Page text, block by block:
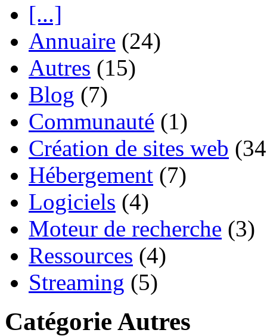
[...]
Annuaire (24)
Autres (15)
Blog (7)
Communauté (1)
Création de sites web
Hébergement (7)
Logiciels (4)
Moteur de recherche (3)
Ressources (4)
Streaming (5)
Catégorie Autres